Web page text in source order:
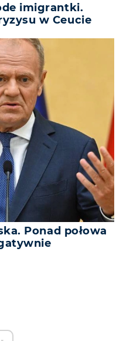
imigrantki.
w Ceucie
Ponad połowa